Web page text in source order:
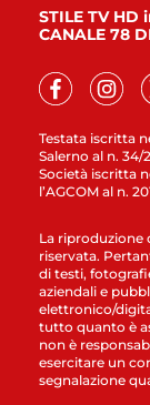
Testata iscritta
Salerno al n. 34/
Società iscritta
l’AGCOM al n.
STILE TV HD
CANALE 78
La riproduzione
riservata.
di testi,
aziendali e
elettronico/
tutto quanto è
non è
esercitare un
segnalazione